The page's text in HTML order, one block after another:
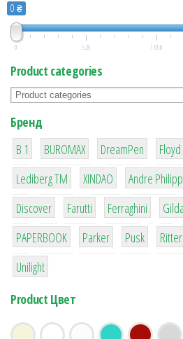
0 ₴
0 525 1 050
Product categories
Бренд
B 1
1
BUROMAX
1
DreamPen
2
Floyd
3
Lediberg ТМ
3
XINDAO
1
Andre
64
Discover
299
Farutti
4
Ferraghini
8
PAPERBOOK
6
Parker
2
Pusk
22
1
Unilight
Product Цвет